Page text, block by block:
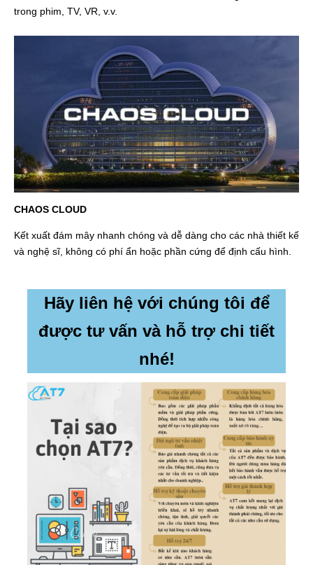
trong phim, TV, VR, v.v.
CHAOS CLOUD
Kết xuất đám mây nhanh chóng và dễ dàng cho các nhà thiết kế
và nghệ sĩ, không có phí ẩn hoặc phần cứng để định cấu hình.
Hãy liên hệ với chúng tôi để
được tư vấn và hỗ trợ chi tiết
nhé!